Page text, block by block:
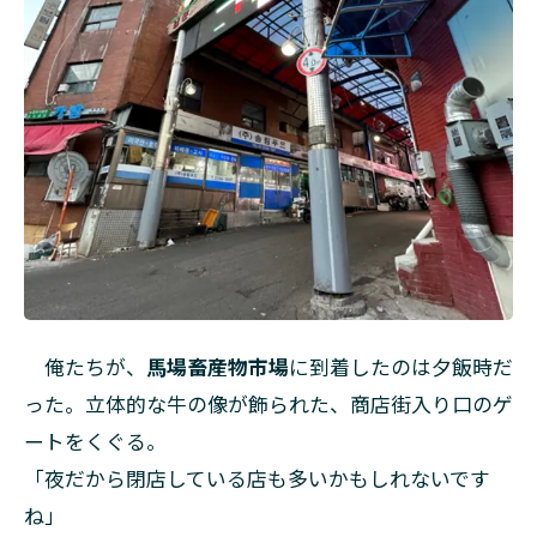
俺たちが、 馬場畜産物市場に到着したのは夕飯時だ
った。立体的な牛の像が飾られた、商店街入り口のゲ
ートをくぐる。
「夜だから閉店している店も多いかもしれないです
ね」